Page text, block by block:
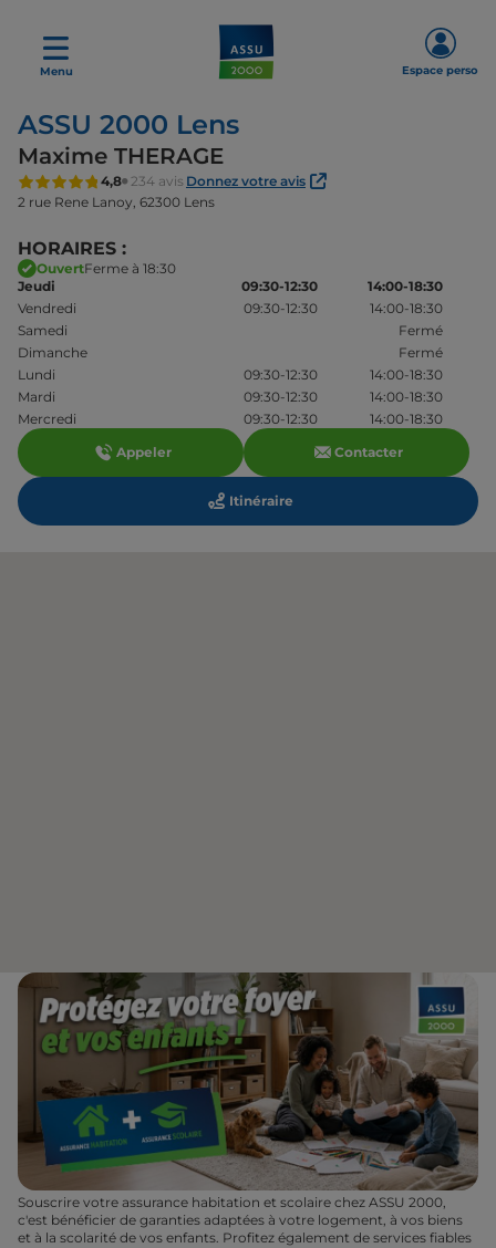
Menu Espace perso
ASSU 2000 Lens
Maxime THERAGE
4,8 234 avis Donnez votre avis
2 rue Rene Lanoy, 62300 Lens
HORAIRES :
OuvertFerme à 18:30
Jeudi
09:30-12:30
14:00-18:30
Vendredi
09:30-12:30
14:00-18:30
Samedi
Fermé
Dimanche
Fermé
Lundi
09:30-12:30
14:00-18:30
Mardi
09:30-12:30
14:00-18:30
Mercredi
09:30-12:30
14:00-18:30
Appeler
Contacter
Itinéraire
Souscrire votre assurance habitation et scolaire chez ASSU 2000,
c'est bénéficier de garanties adaptées à votre logement, à vos biens
et à la scolarité de vos enfants. Profitez également de services fiables